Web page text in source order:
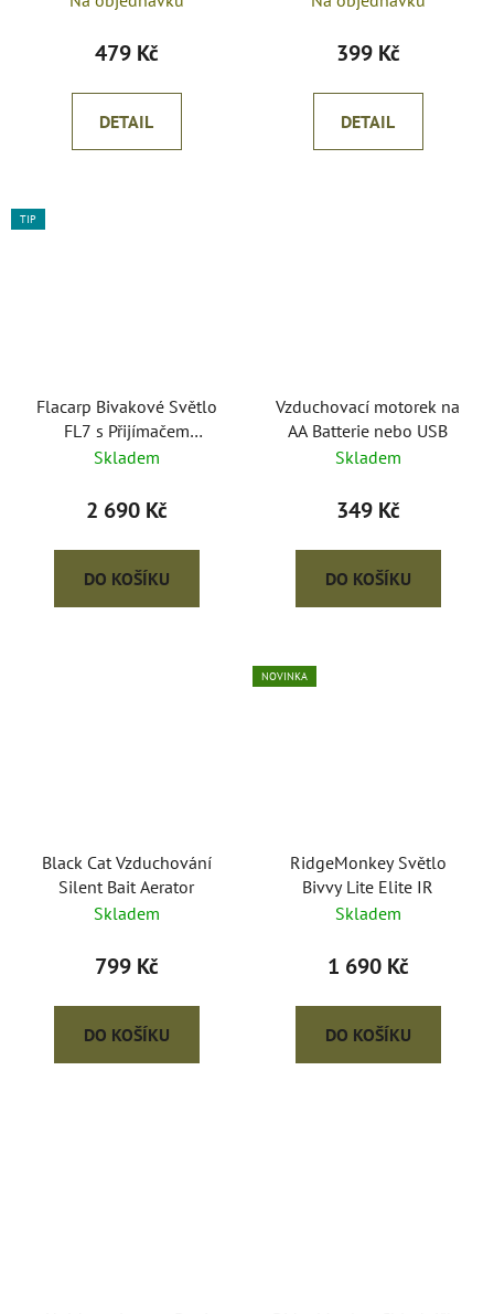
479 Kč
DETAIL
399 Kč
DETAIL
TIP
Flacarp Bivakové Světlo
FL7 s Přijímačem
Voděodolné USB-C
Skladem
2 690 Kč
DO KOŠÍKU
Vzduchovací motorek na
AA Batterie nebo USB
Skladem
349 Kč
DO KOŠÍKU
Black Cat Vzduchování
Silent Bait Aerator
Skladem
799 Kč
DO KOŠÍKU
NOVINKA
RidgeMonkey Světlo
Bivvy Lite Elite IR
Skladem
1 690 Kč
DO KOŠÍKU